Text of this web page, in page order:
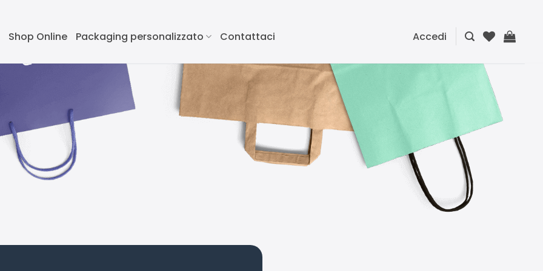
Shop Online Packaging personalizzato Contattaci Accedi